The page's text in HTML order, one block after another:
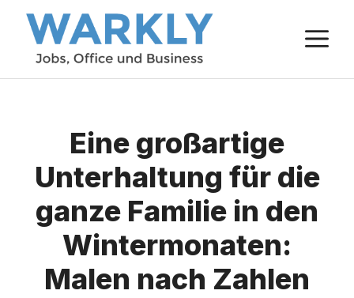
Zum
Inhalt
springen
Eine großartige
Unterhaltung für die
ganze Familie in den
Wintermonaten:
Malen nach Zahlen